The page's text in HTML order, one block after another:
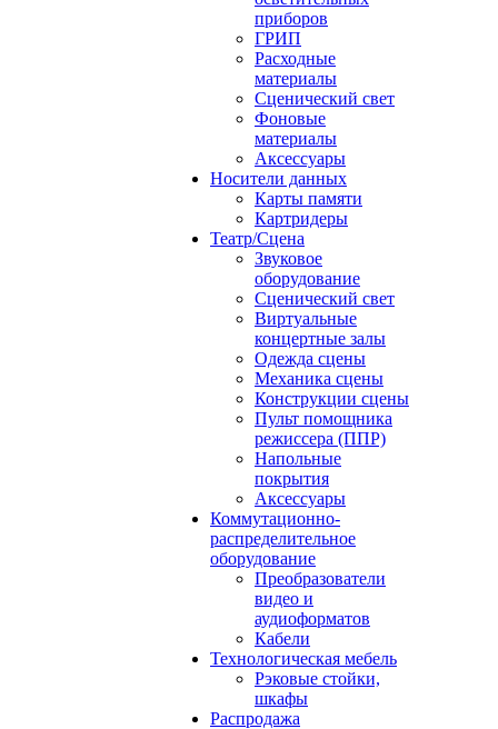
приборов
ГРИП
Расходные
материалы
Сценический свет
Фоновые
материалы
Аксессуары
Носители данных
Карты памяти
Картридеры
Театр/Сцена
Звуковое
оборудование
Сценический свет
Виртуальные
концертные залы
Одежда сцены
Механика сцены
Конструкции сцены
Пульт помощника
режиссера (ППР)
Напольные
покрытия
Аксессуары
Коммутационно-
распределительное
оборудование
Преобразователи
видео и
аудиоформатов
Кабели
Технологическая мебель
Рэковые стойки,
шкафы
Распродажа